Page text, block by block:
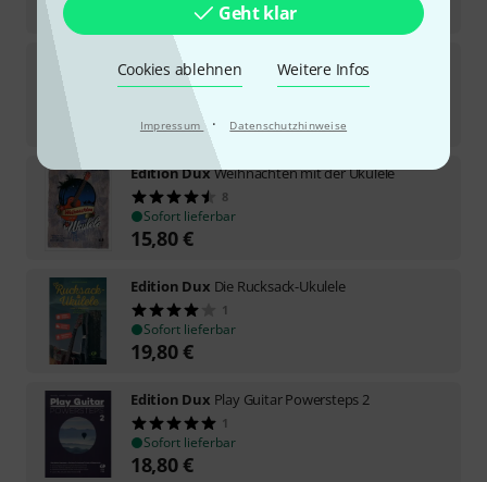
Geht klar
Cookies ablehnen Weitere Infos
Impressum · Datenschutzhinweise
Edition Dux Play Guitar Gitarrenschule 2
1
Sofort lieferbar
21,95€
Edition DuxWeihnachten mit der Ukulele
8
Sofort lieferbar
15,80€
Edition Dux Die Rucksack-Ukulele
1
Sofort lieferbar
19,80€
Edition Dux Play Guitar Powersteps 2
1
Sofort lieferbar
18,80€